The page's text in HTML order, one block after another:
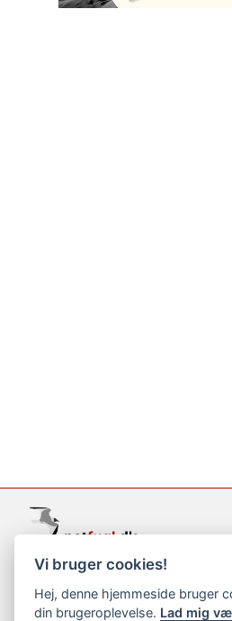
support@netfugl.dk
copyright © 2002-2023
Vi bruger cookies!
Hej, denne hjemmeside bruger
din brugeroplevelse. Lad mig